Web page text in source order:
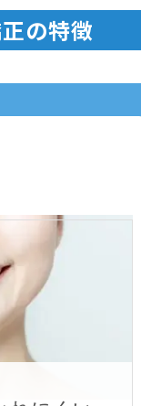
の特徴